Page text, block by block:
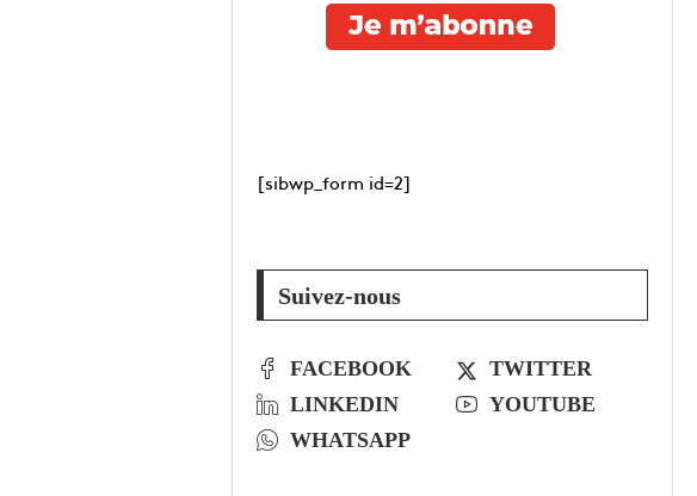
[sibwp_form id=2]
Suivez-nous
FACEBOOK
TWITTER
LINKEDIN
YOUTUBE
WHATSAPP